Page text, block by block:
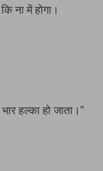
ना में होगा।
हल्का हो जाता।”